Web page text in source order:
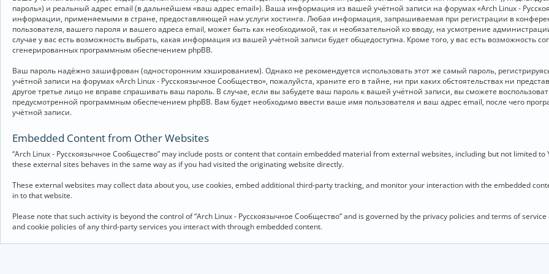
пароль») и реальный адрес email (в дальнейшем «ваш адрес email»). Ваша информация из вашей учётной записи на форумах «Arch Linux -
информации, применяемыми в стране, предоставляющей нам услуги хостинга. Любая информация, запрашиваемая при регистрации в
пользователя, вашего пароля и вашего адреса email, может быть как необходимой, так и необязательной ко вводу, на усмотрение
случае у вас есть возможность выбрать, какая информация из вашей учётной записи будет общедоступна. Кроме того, у вас есть возможность
сгенерированных программным обеспечением phpBB.
Ваш пароль надёжно зашифрован (односторонним хэшированием). Однако не рекомендуется использовать этот же самый пароль,
учётной записи на форумах «Arch Linux - Русскоязычное Сообщество», пожалуйста, храните его в тайне, ни при каких обстоятельствах ни
другое третье лицо не вправе спрашивать ваш пароль. В случае, если вы забудете ваш пароль к вашей учётной записи, вы сможете
предусмотренной программным обеспечением phpBB. Вам будет необходимо ввести ваше имя пользователя и ваш адрес email, после чего
учётной записи.
Embedded Content from Other Websites
“Arch Linux - Русскоязычное Сообщество” may include posts or content that contain embedded material from external websites, including but not limited
these external sites behaves in the same way as if you had visited the originating website directly.
These external websites may collect data about you, use cookies, embed additional third-party tracking, and monitor your interaction with the embedded
in to that website.
Please note that such activity is beyond the control of “Arch Linux - Русскоязычное Сообщество” and is governed by the privacy policies and terms of
and cookie policies of any third-party services you interact with through embedded content.